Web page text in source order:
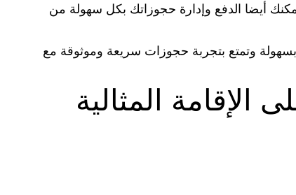
أيضا الدفع وإدارة حجوزاتك بكل سهولة من
وتمتع بتجربة حجوزات سريعة وموثوقة مع
المثالية